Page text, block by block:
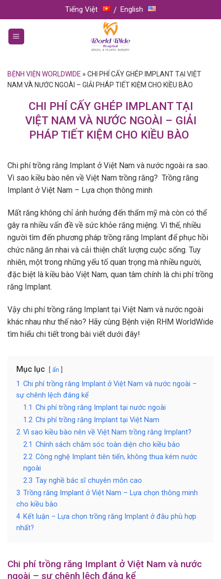
to
content
Tiếng Việt English
BỆNH VIỆN WORLDWIDE » CHI PHÍ CẤY GHÉP IMPLANT TẠI VIỆT
NAM VÀ NƯỚC NGOÀI – GIẢI PHÁP TIẾT KIỆM CHO KIỀU BÀO
CHI PHÍ CẤY GHÉP IMPLANT TẠI
VIỆT NAM VÀ NƯỚC NGOÀI – GIẢI
PHÁP TIẾT KIỆM CHO KIỀU BÀO
Chi phí trồng răng Implant ở Việt Nam và nước ngoài ra sao.
Vì sao kiều bào nên về Việt Nam trồng răng? Trồng răng
Implant ở Việt Nam – Lựa chọn thông minh
Mất răng không chỉ ảnh hưởng đến thẩm mỹ mà còn có thể
gây ra nhiều vấn đề về sức khỏe răng miệng. Vì thế, nhiều
người tìm đến phương pháp trồng răng Implant để phục hồi
chức năng ăn nhai và cải thiện chất lượng cuộc sống. Tuy
nhiên, một trong những yếu tố quan trọng mà nhiều người,
đặc biệt là kiều bào Việt Nam, quan tâm chính là chi phí trồng
răng Implant.
Vậy chi phí trồng răng Implant tại Việt Nam và nước ngoài
khác nhau như thế nào? Hãy cùng Bệnh viện RHM WorldWide
tìm hiểu chi tiết trong bài viết dưới đây!
Mục lục ẩn
1 Chi phí trồng răng Implant ở Việt Nam và nước ngoài –
sự chênh lệch đáng kể
1.1 Chi phí trồng răng Implant tại nước ngoài
1.2 Chi phí trồng răng Implant tại Việt Nam
2 Vì sao kiều bào nên về Việt Nam trồng răng Implant?
2.1 Chính sách chăm sóc toàn diện cho kiều bào
2.2 Công nghệ Implant tiên tiến, không thua kém nước
ngoài
2.3 Tay nghề bác sĩ chuyên môn cao
3 Trồng răng Implant ở Việt Nam – Lựa chọn thông minh
cho kiều bào
4 Kết luận – Lựa chọn trồng răng Implant ở đâu phù hợp
nhất?
Chi phí trồng răng Implant ở Việt Nam và nước
ngoài – sự chênh lệch đáng kể